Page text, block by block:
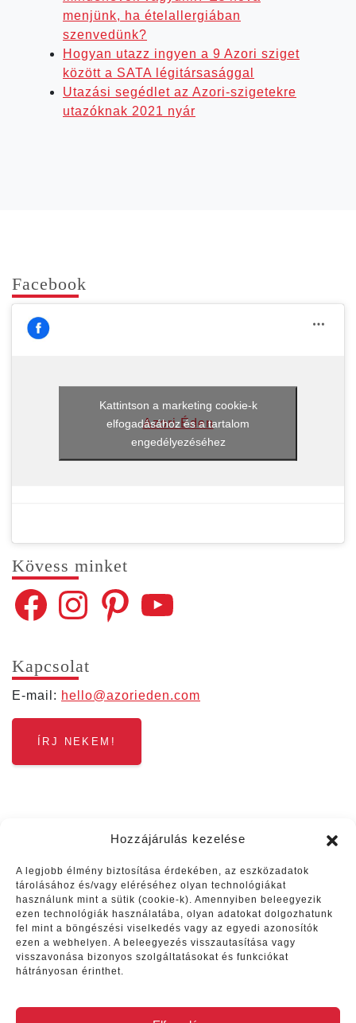
Hozzájárulás kezelése
A legjobb élmény biztosítása érdekében, az eszközadatok
tárolásához és/vagy eléréséhez olyan technológiákat
használunk mint a sütik (cookie-k). Amennyiben beleegyezik
ezen technológiák használatába, olyan adatokat dolgozhatunk
fel mint a böngészési viselkedés vagy az egyedi azonosítók
ezen a webhelyen. A beleegyezés visszautasítása vagy
visszavonása bizonyos szolgáltatásokat és funkciókat
hátrányosan érinthet.
menjünk, ha ételallergiában
szenvedünk?
Hogyan utazz ingyen a 9 Azori sziget
között a SATA légitársasággal
Utazási segédlet az Azori-szigetekre
utazóknak 2021 nyár
Face­book
Azori Éden
Kattintson a marketing cookie-k
elfogadásához és a tartalom
engedélyezéséhez
Kövess min­ket
FacebookInstagramPinterestYouTube
Kap­cso­lat
E‑mail: hello@​azorieden.​com
ÍRJ NEKEM!
Vélemények
Egy hetet töltöttünk el a csodás
szerencsénkre gyönyörű időt